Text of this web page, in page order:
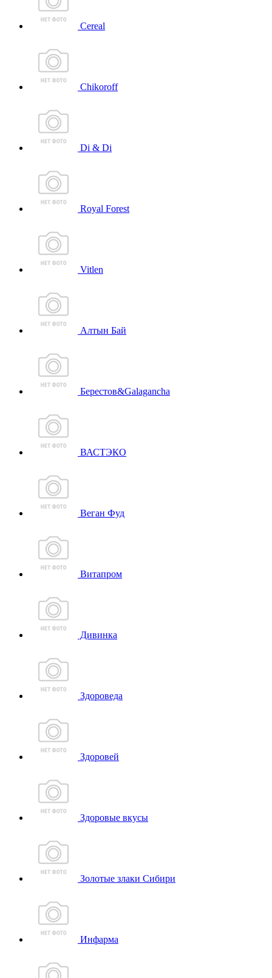
Cereal
Chikoroff
Di & Di
Royal Forest
Vitlen
Алтын Бай
Берестов&Galagancha
ВАСТЭКО
Веган Фуд
Витапром
Дивинка
Здороведа
Здоровей
Здоровые вкусы
Золотые злаки Сибири
Инфарма